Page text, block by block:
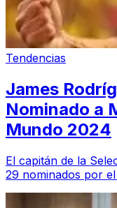
Tendencias
James
Nominado a
Mundo 2024
El capitán de la
29 nominados por